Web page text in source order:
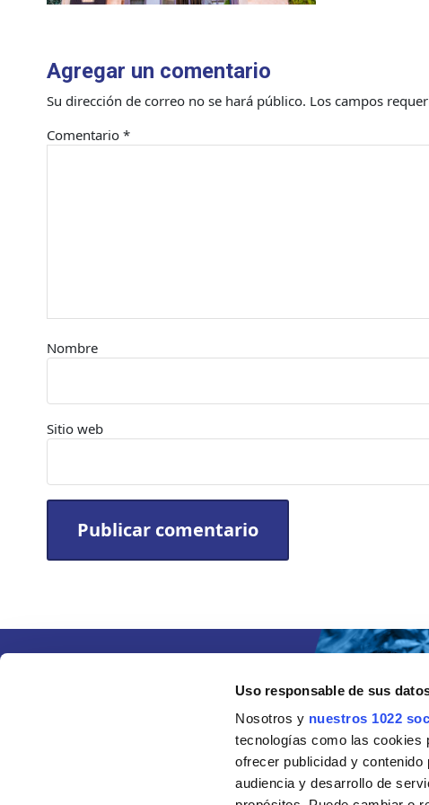
Uso responsable de sus
Nosotros y nuestros 1022
tecnologías como las cookies
ofrecer publicidad y
audiencia y desarrollo de
Agregar un comentario
Su dirección de correo no se hará público. Los campos
Comentario *
Nombre
Sitio web